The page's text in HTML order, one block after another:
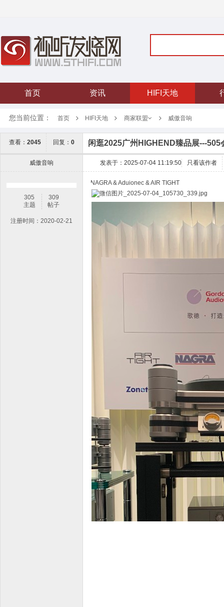
首页 资讯 HIFI天地
您当前位置： 首页 HIFI天地 商家联盟 威傲音响
查看： 2045 回复： 0
威傲音响
305
主题
309
帖子
注册时间：2020-02-21
闲逛2025广州HIGHEND臻品展---505
发表于：2025-07-04 11:19:50 只看该作者
NAGRA & Aduionec & AIR TIGHT